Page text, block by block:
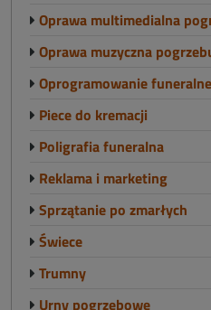
Oprawa multimedialna
Oprawa muzyczna
Oprogramowanie funeralne
Piece do kremacji
Poligrafia funeralna
Reklama i marketing
Sprzątanie po zmarłych
Świece
Trumny
Urny pogrzebowe